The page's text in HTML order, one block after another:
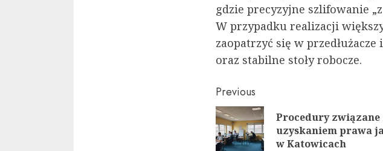
gdzie precyzyjne szlifowanie
W przypadku realizacji
zaopatrzyć się w
oraz stabilne stoły robocze.
Continue
Reading
Previous
Procedury związane
uzyskaniem prawa
w Katowicach